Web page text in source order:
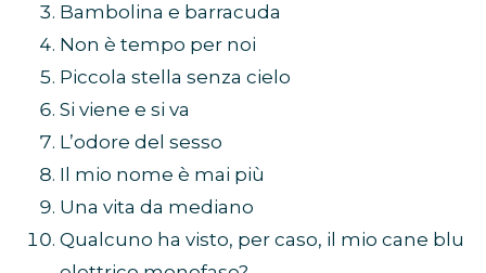
Bambolina e barracuda
Non è tempo per noi
Piccola stella senza cielo
Si viene e si va
L’odore del sesso
Il mio nome è mai più
Una vita da mediano
Qualcuno ha visto, per caso, il mio cane blu